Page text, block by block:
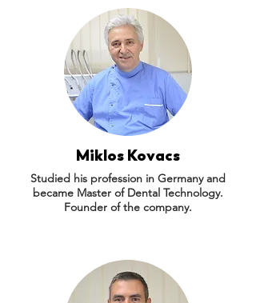
Miklos Kovacs
Studied his profession in Germany and
became Master of Dental Technology.
Founder of the company.